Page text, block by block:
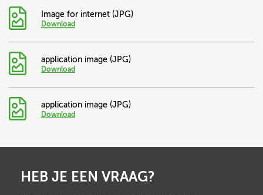
Image for internet (JPG)
Download
application image (JPG)
Download
application image (JPG)
Download
HEB JE EEN VRAAG?